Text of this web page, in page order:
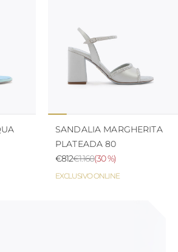
EXCLUSIVO ONLINE
SANDALIA MARGHERITA
PLATEADA 80
€1.160
€812 (30 %)